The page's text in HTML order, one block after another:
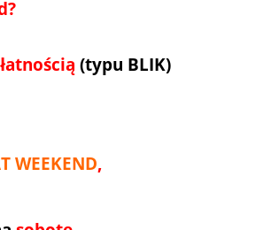
(typu BLIK)
WEEKEND,